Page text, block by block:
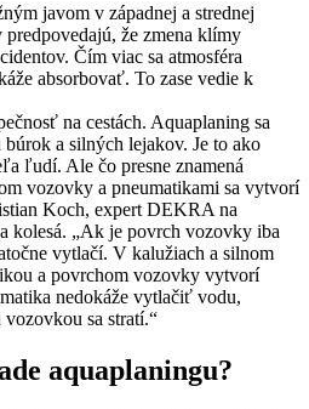
javom v západnej a strednej
že zmena klímy
Čím viac sa atmosféra
absorbovať. To zase vedie k
na cestách. Aquaplaning sa
a silných lejakov. Je to ako
ľudí. Ale čo presne znamená
vozovky a pneumatikami sa vytvorí
Koch, expert DEKRA na
kolesá. „Ak je povrch vozovky iba
vytlačí. V kalužiach a silnom
a povrchom vozovky vytvorí
nedokáže vytlačiť vodu,
sa stratí.“
aquaplaningu?